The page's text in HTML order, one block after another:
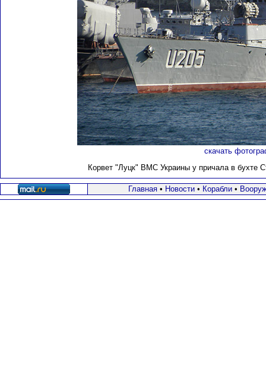
скачать
Корвет "Луцк" ВМС Украины у причала в бухте
Главная• Новости• Корабли•